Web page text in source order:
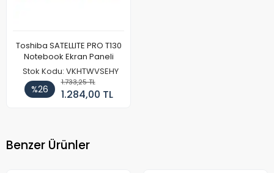
Toshiba SATELLITE PRO T130
Notebook Ekran Paneli
Stok Kodu: VKHTWVSEHY
%26
1.733,25 TL
1.284,00 TL
Benzer Ürünler